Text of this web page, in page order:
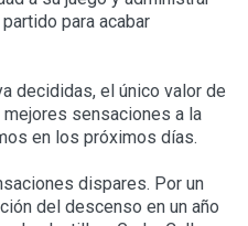
para acabar
decididas, el único valor de
sensaciones a la
en los próximos días.
dispares. Por un
del descenso en un año